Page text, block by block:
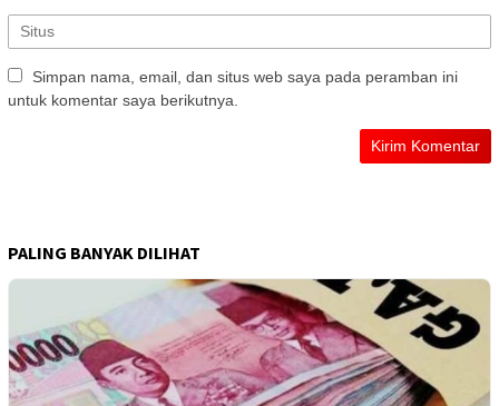
Simpan nama, email, dan situs web saya pada peramban ini
untuk komentar saya berikutnya.
PALING BANYAK DILIHAT